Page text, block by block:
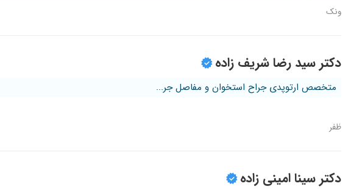
ونک
دکتر سید رضا شریف زاده
متخصص ارتوپدی جراح استخوان و مفاصل جر...
ظفر
دکتر سینا امینی زاده